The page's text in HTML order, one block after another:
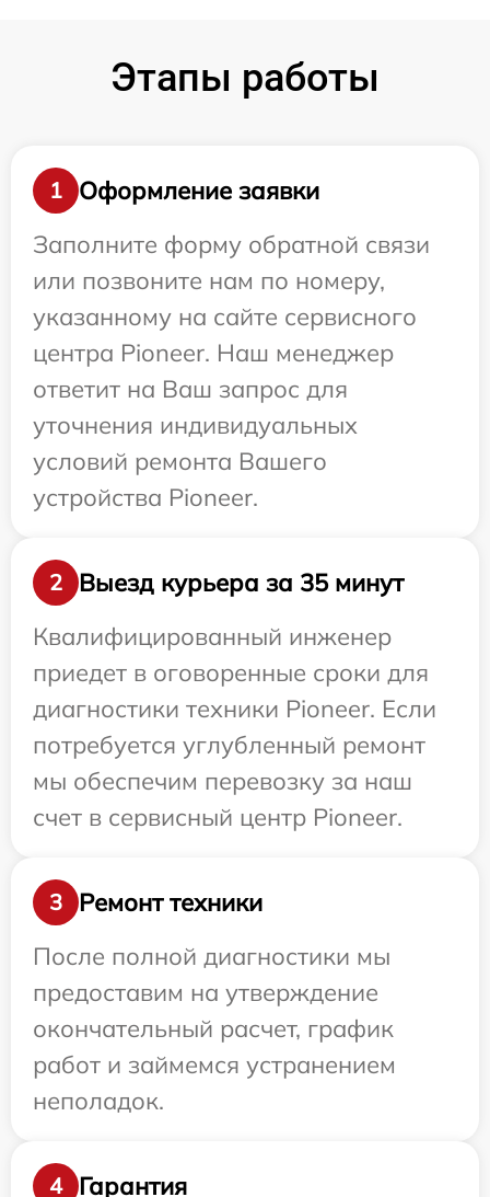
Этапы работы
1
Оформление заявки
Заполните форму обратной связи
или позвоните нам по номеру,
указанному на сайте сервисного
центра Pioneer. Наш менеджер
ответит на Ваш запрос для
уточнения индивидуальных
условий ремонта Вашего
устройства Pioneer.
2
Выезд курьера за 35 минут
Квалифицированный инженер
приедет в оговоренные сроки для
диагностики техники Pioneer. Если
потребуется углубленный ремонт
мы обеспечим перевозку за наш
счет в сервисный центр Pioneer.
3
Ремонт техники
После полной диагностики мы
предоставим на утверждение
окончательный расчет, график
работ и займемся устранением
неполадок.
4 Гарантия